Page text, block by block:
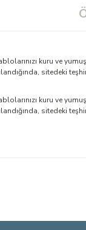
kuru ve
sitedeki
kuru ve
sitedeki